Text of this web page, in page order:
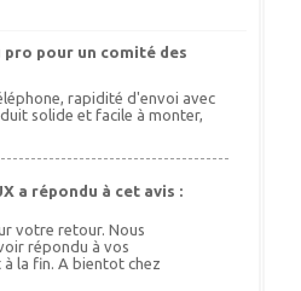
pour un comité des
rapidité d'envoi avec
solide et facile à monter,
a répondu à cet avis :
votre retour. Nous
répondu à vos
la fin. A bientot chez